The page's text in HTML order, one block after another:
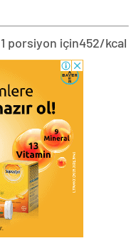
1 porsiyon için452/kcal